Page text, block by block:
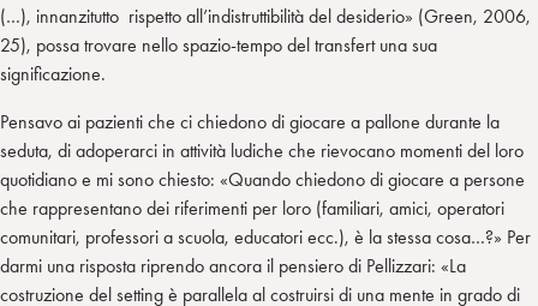
(…), innanzitutto rispetto all’indistruttibilità del desiderio» (Green, 2006,
25), possa trovare nello spazio-tempo del transfert una sua
significazione.
Pensavo ai pazienti che ci chiedono di giocare a pallone durante la
seduta, di adoperarci in attività ludiche che rievocano momenti del loro
quotidiano e mi sono chiesto: «Quando chiedono di giocare a persone
che rappresentano dei riferimenti per loro (familiari, amici, operatori
comunitari, professori a scuola, educatori ecc.), è la stessa cosa…?» Per
darmi una risposta riprendo ancora il pensiero di Pellizzari: «La
costruzione del setting è parallela al costruirsi di una mente in grado di